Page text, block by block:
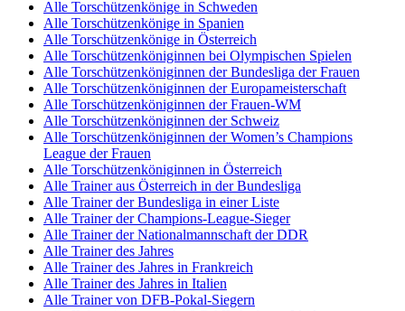
Alle Torschützenkönige in Schweden
Alle Torschützenkönige in Spanien
Alle Torschützenkönige in Österreich
Alle Torschützenköniginnen bei Olympischen Spielen
Alle Torschützenköniginnen der Bundesliga der Frauen
Alle Torschützenköniginnen der Europameisterschaft
Alle Torschützenköniginnen der Frauen-WM
Alle Torschützenköniginnen der Schweiz
Alle Torschützenköniginnen der Women’s Champions
League der Frauen
Alle Torschützenköniginnen in Österreich
Alle Trainer aus Österreich in der Bundesliga
Alle Trainer der Bundesliga in einer Liste
Alle Trainer der Champions-League-Sieger
Alle Trainer der Nationalmannschaft der DDR
Alle Trainer des Jahres
Alle Trainer des Jahres in Frankreich
Alle Trainer des Jahres in Italien
Alle Trainer von DFB-Pokal-Siegern